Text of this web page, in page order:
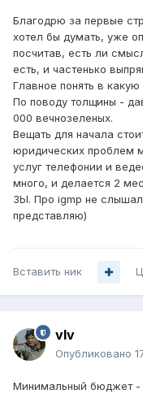
Благодрю за первые
хотел бы думать, уже
посчитав, есть ли
есть, и частенько
Главное понять в
По поводу толщины -
000 вечнозеленых.
Вещать для начала
юридических проблем
услуг телефонии и
много, и делается 2
ЗЫ. Про igmp не слышал
представляю)
Вставить ник
vIv
Опубликовано
Минимальный бюджет -